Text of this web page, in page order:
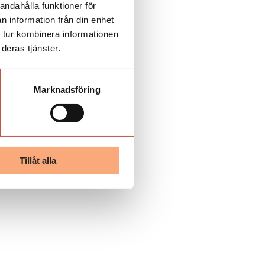
funktioner för
information från din enhet
kombinera informationen
tjänster.
Marknadsföring
Tillåt alla